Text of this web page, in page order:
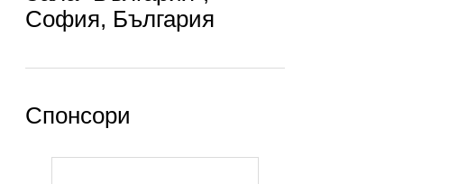
София, България
Спонсори